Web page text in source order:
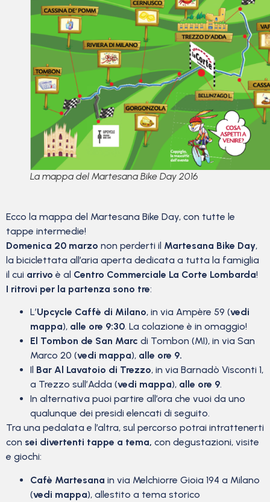
La mappa del Martesana Bike Day 2016
Ecco la mappa del Martesana Bike Day, con tutte le
tappe intermedie!
Domenica 20 marzo non perderti il Martesana Bike Day,
la biciclettata all’aria aperta dedicata a tutta la famiglia
il cui arrivo è al Centro Commerciale La Corte Lombarda!
I ritrovi per la partenza sono tre:
L’Upcycle Caffè di Milano, in via Ampère 59 (vedi
mappa), alle ore 9:30. La colazione è in omaggio!
El Tombon de San Marc di Tombon (MI), in via San
Marco 20 (vedi mappa), alle ore 9.
Il Bar Al Lavatoio di Trezzo, in via Barnadò Visconti 1,
a Trezzo sull’Adda (vedi mappa), alle ore 9.
In alternativa puoi partire all’ora che vuoi da uno
qualunque dei presidi elencati di seguito.
Tra una pedalata e l’altra, sul percorso potrai intrattenerti
con sei divertenti tappe a tema, con degustazioni, visite
e giochi:
Cafè Martesana in via Melchiorre Gioia 194 a Milano
(vedi mappa), allestito a tema storico